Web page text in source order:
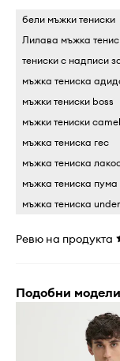
бели мъжки тениски
Лилава мъжка
тениски с надписи
мъжка тениска
мъжки тениски boss
мъжки тениски
мъжка тениска гес
мъжка тениска
мъжка тениска пума
мъжка тениска
Ревю на продукта
Подобни модели